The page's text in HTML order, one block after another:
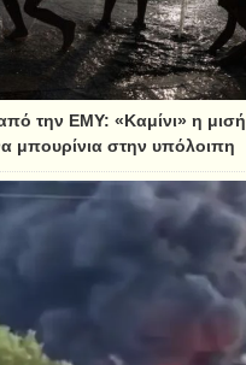
την ΕΜΥ: «Καμίνι» η
μπουρίνια στην υπόλοιπη